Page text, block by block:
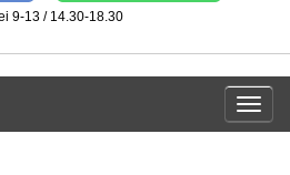
9-13 / 14.30-18.30